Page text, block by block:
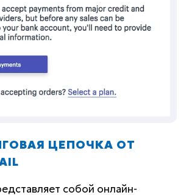
ЦЕПОЧКА ОТ
собой онлайн-